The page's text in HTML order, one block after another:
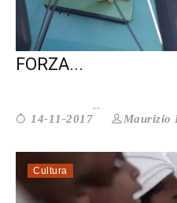
OGNI TUO RESPIRO:
FORZA...
14-11-2017 Maurizio
Cultura